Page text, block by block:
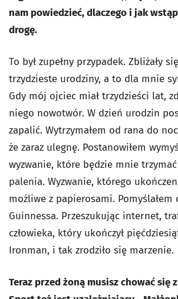
nam powiedzieć, dlaczego i jak
drogę.
To był zupełny przypadek. Zbliżały
trzydzieste urodziny, a to dla mnie
Gdy mój ojciec miał trzydzieści lat,
niego nowotwór. W dzień urodzin
zapalić. Wytrzymałem od rana do
że zaraz ulegnę. Postanowiłem
wyzwanie, które będzie mnie
palenia. Wyzwanie, którego
możliwe z papierosami. Pomyślałem
Guinnessa. Przeszukując internet,
człowieka, który ukończył
Ironman, i tak zrodziło się marzenie.
Teraz przed żoną musisz chować się